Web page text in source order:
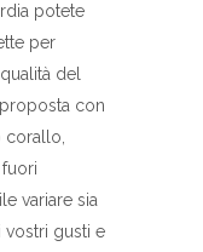
potete
per
del
con
variare sia
vostri gusti e